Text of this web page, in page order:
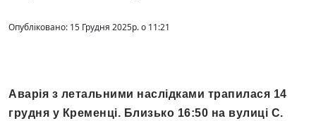
Опубліковано: 15 Грудня 2025р. о 11:21
Аварія з летальними наслідками трапилася 14
грудня у Кременці. Близько 16:50 на вулиці С.